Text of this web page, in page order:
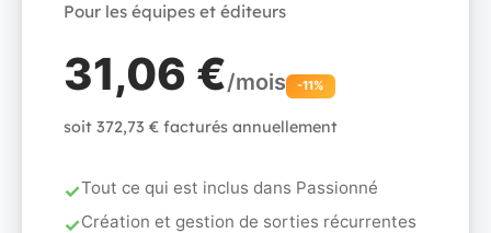
Pour les équipes et éditeurs
31,06 €/mois -11%
soit 372,73 € facturés annuellement
Tout ce qui est inclus dans Passionné
Création et gestion de sorties récurrentes